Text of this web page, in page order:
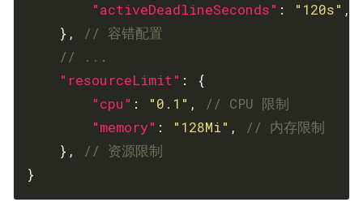
"activeDeadlineSeconds" : "120s" ,
    },
"resourceLimit"
"cpu" : "0.1" ,
"memory" : "128Mi" ,
    },
}